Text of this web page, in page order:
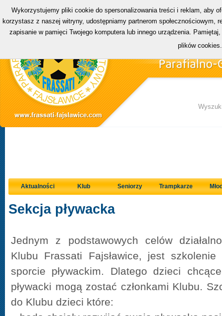
Aktualności Klub Seniorzy Trampkarze
Sekcja pływacka
Jednym z podstawowych celów
Klubu Frassati Fajsławice, jest
sporcie pływackim. Dlatego dzieci
pływacki mogą zostać członkami Klubu.
do Klubu dzieci które:
Wykorzystujemy pliki cookie do spersonalizowania treści i reklam, aby
korzystasz z naszej witryny, udostępniamy partnerom
zapisanie w pamięci Twojego komputera lub innego urządzenia.
plików